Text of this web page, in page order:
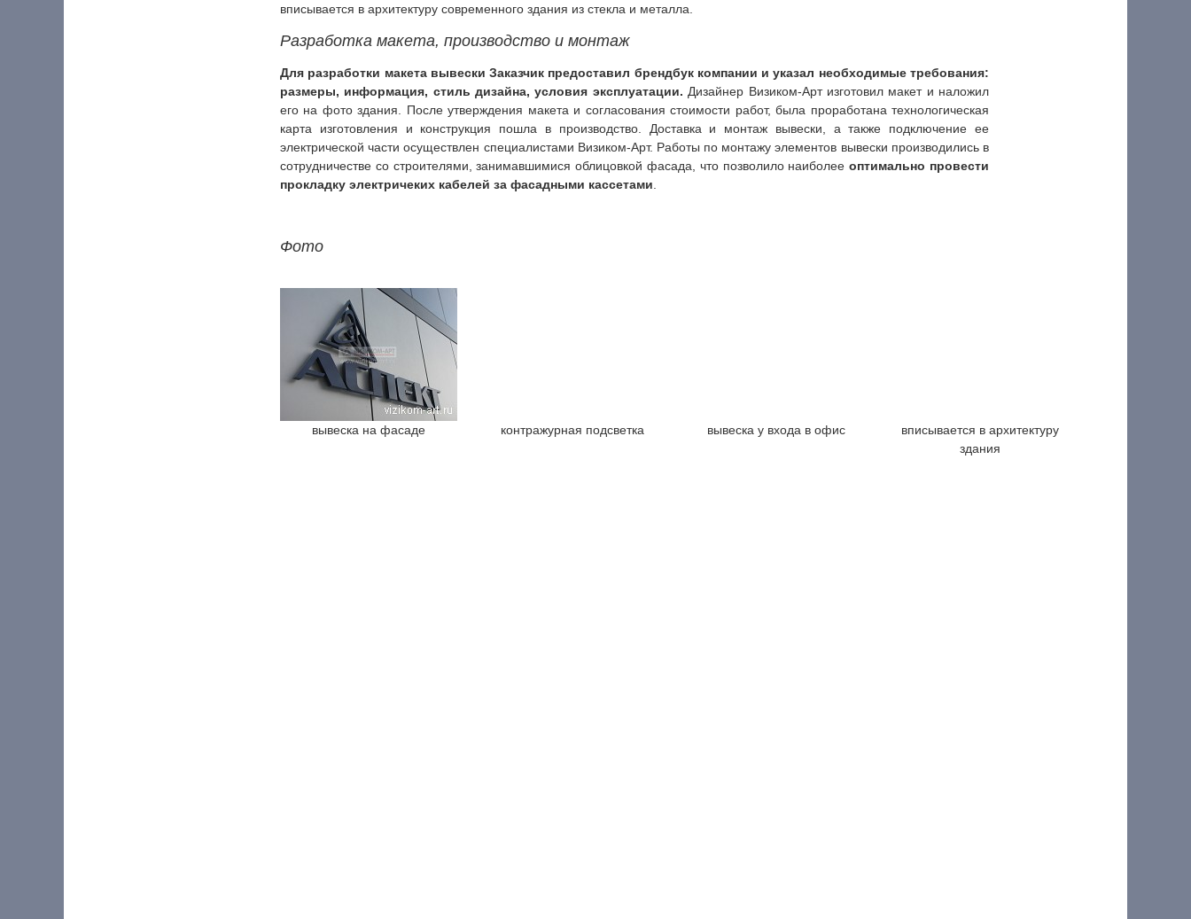
вписывается в архитектуру современного здания из стекла и металла.
Разработка макета, производство и монтаж
Для разработки макета вывески Заказчик предоставил брендбук компании и указал необходимые требования:
размеры, информация, стиль дизайна, условия эксплуатации. Дизайнер Визиком-Арт изготовил макет и наложил
его на фото здания. После утверждения макета и согласования стоимости работ, была проработана технологическая
карта изготовления и конструкция пошла в производство. Доставка и монтаж вывески, а также подключение ее
электрической части осуществлен специалистами Визиком-Арт. Работы по монтажу элементов вывески производились в
сотрудничестве со строителями, занимавшимися облицовкой фасада, что позволило наиболееоптимально провести
прокладку электричеких кабелей за фасадными кассетами
Фото
вывеска на фасаде контражурная подсветка вывеска у входа в офис
вписывается в архитектуру
здания